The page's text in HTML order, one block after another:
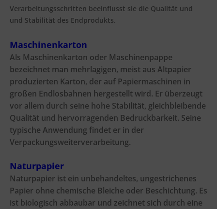
Verarbeitungsschritten beeinflusst sie die Qualität und
und Stabilität des Endprodukts.
Maschinenkarton
Als Maschinenkarton oder Maschinenpappe
bezeichnet man mehrlagigen, meist aus Altpapier
produzierten Karton, der auf Papiermaschinen in
großen Endlosbahnen hergestellt wird. Er überzeugt
vor allem durch seine hohe Stabilität, gleichbleibende
Qualität und hervorragenden Bedruckbarkeit. Seine
typische Anwendung findet er in der
Verpackungsweiterverarbeitung.
Naturpapier
Naturpapier ist ein unbehandeltes, ungestrichenes
Papier ohne chemische Bleiche oder Beschichtung. Es
ist biologisch abbaubar und zeichnet sich durch eine